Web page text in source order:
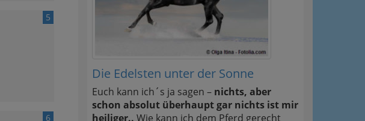
5
6
Die Edelsten unter der Sonne
Euch kann ich´s ja sagen – nichts, aber
schon absolut überhaupt gar nichts ist mir
heiliger.. Wie kann ich dem Pferd gerecht